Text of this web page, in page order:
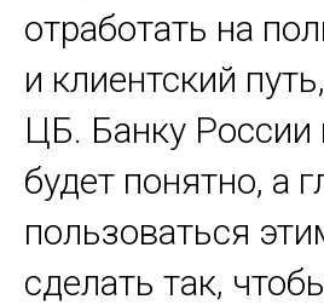
отработать на
и клиентский
ЦБ. Банку России
будет понятно, а
пользоваться
сделать так,